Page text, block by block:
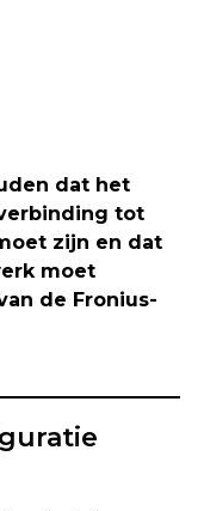
dat het
tot
zijn en dat
moet
de Fronius-